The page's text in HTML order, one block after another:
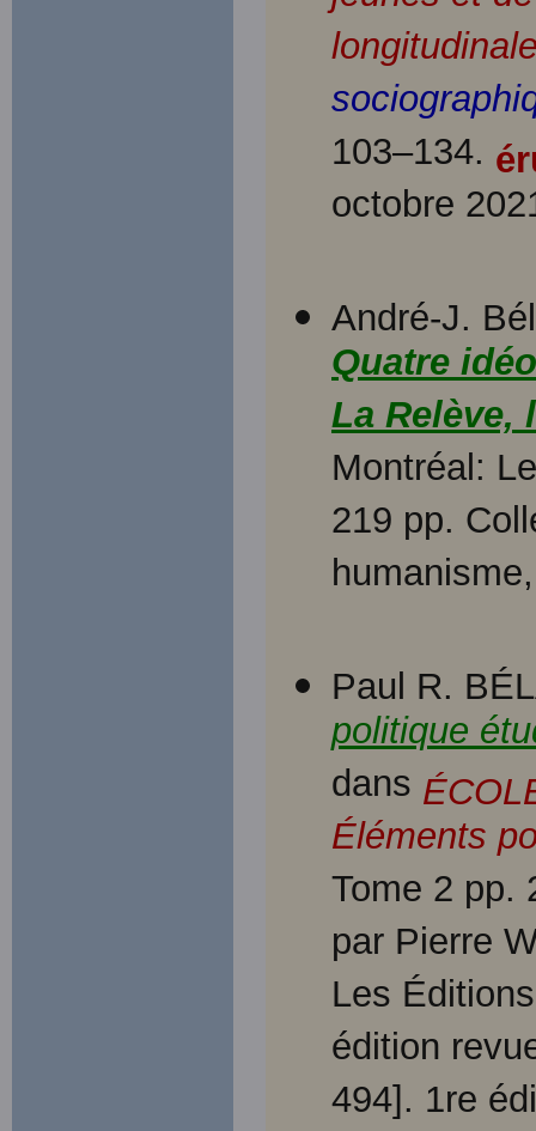
103–134.
octobre
André-J.
Quatre
La Relève,
Montréal:
219 pp.
Paul R.
politique
dans
Éléments
Tome 2 pp.
par Pierre
Les
édition
494]. 1re